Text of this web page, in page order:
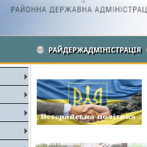
РАЙДЕРЖАДМІНІСТРАЦІЯ